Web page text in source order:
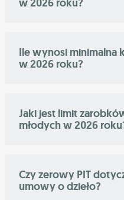
w 2026 roku?
Ile wynosi minimalna
w 2026 roku?
Jaki jest limit
młodych w 2026
Czy zerowy PIT
umowy o dzieło?